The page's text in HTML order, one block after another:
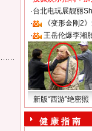
·台北电玩展靓丽
·
《变形金刚2
·
王岳伦爆李湘
新版“西游”绝密照
健 康 指 南